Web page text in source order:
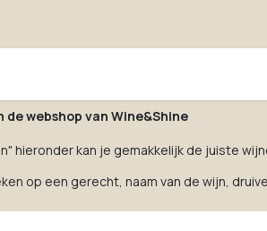
de webshop van Wine&Shine
hieronder kan je gemakkelijk de juiste
op een gerecht, naam van de wijn,